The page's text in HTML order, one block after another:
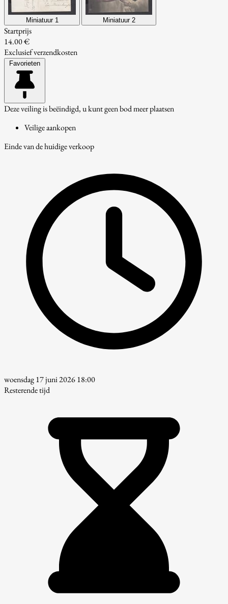
Miniatuur 1 Miniatuur 2
Startprijs
14.00 €
Exclusief verzendkosten
Favorieten
Deze veiling is beëindigd, u kunt geen bod meer plaatsen
Veilige aankopen
Einde van de huidige verkoop
woensdag 17 juni 2026 18:00
Resterende tijd